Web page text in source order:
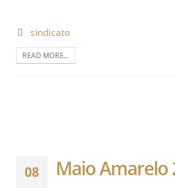
sindicato
READ MORE...
08 Maio Amarelo